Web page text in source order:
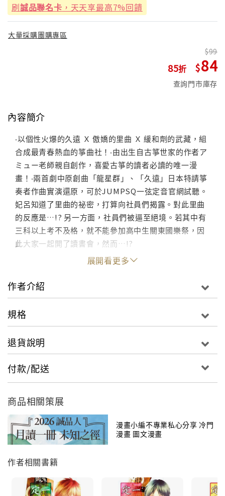
刷誠品聯名卡 ，天天享最高7%回饋
大量採購團購專區
85
99
84
查詢門市庫存
內容簡介
‧以個性火爆的久遠 Ｘ 傲嬌的里曲 Ｘ 緩和劑的武藏，組
合成最青春熱血的箏曲社！‧由出生自古箏世家的作者ア
ミュー老師親自創作，喜愛古箏的讀者必讀的唯一漫
畫！‧兩首劇中原創曲「龍星群」、「久遠」日本特請箏
奏者作曲實演還原，可於JUMPSQ一弦定音官網試聽。
妃呂知道了里曲的祕密，打算向社員們揭露。對此里曲
的反應是…!? 另一方面，社員們被逼至絕境。若其中有
三科以上考不及格，就不能參加高中生關東國樂祭，因
此大家一起開了讀書會，然而…!?
展開看更多
作者介紹
規格
退貨說明
付款/配送
商品相關策展
漫畫小編不專業私心分享 冷門
漫畫 圖文漫畫
作者相關書籍